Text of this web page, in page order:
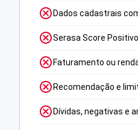
Dados cadastrais
Serasa Score Positivo
Faturamento ou
Recomendação e
Dívidas, negativas e